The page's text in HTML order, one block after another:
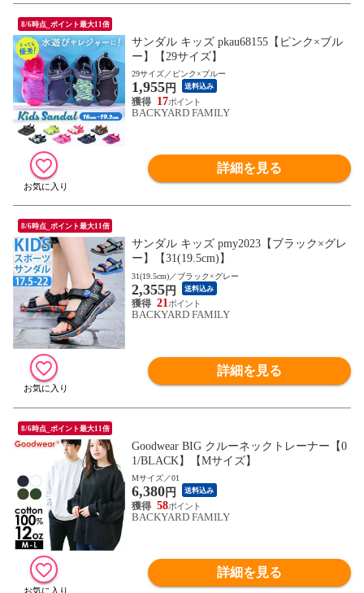
8/6時点_ポイント最大11倍
サンダル キッズ pkau68155【ピンク×ブル
ー】【29サイズ】
29サイズ／ピンク×ブルー
1,955円 送料込み
17
BACKYARD FAMILY
詳細を見る
8/6時点_ポイント最大11倍
サンダル キッズ pmy2023【ブラック×グレ
ー】【31(19.5cm)】
31(19.5cm)／ブラック×グレー
2,355円 送料込み
21
BACKYARD FAMILY
詳細を見る
8/6時点_ポイント最大11倍
Goodwear BIG クルーネックトレーナー【0
1/BLACK】【Mサイズ】
Mサイズ／01
6,380円 送料込み
58
BACKYARD FAMILY
詳細を見る